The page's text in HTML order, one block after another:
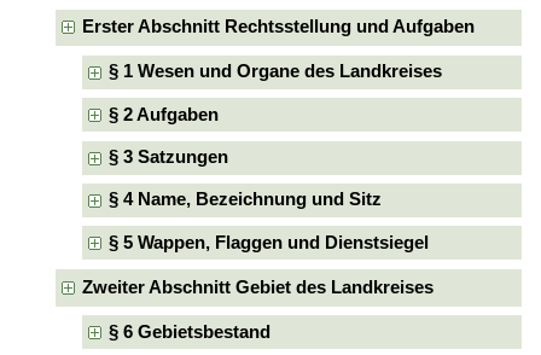
Erster Abschnitt Rechtsstellung und Aufgaben
§ 1 Wesen und Organe des Landkreises
§ 2 Aufgaben
§ 3 Satzungen
§ 4 Name, Bezeichnung und Sitz
§ 5 Wappen, Flaggen und Dienstsiegel
Zweiter Abschnitt Gebiet des Landkreises
§ 6 Gebietsbestand